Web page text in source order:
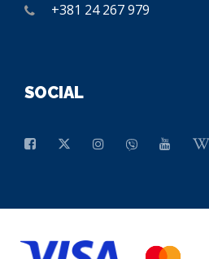
+381 24 267 979
SOCIAL